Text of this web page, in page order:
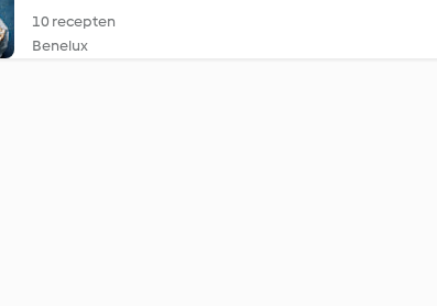
10 recepten
Benelux